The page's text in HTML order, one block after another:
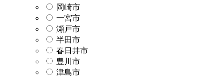
岡崎市
一宮市
瀬戸市
半田市
春日井市
豊川市
津島市